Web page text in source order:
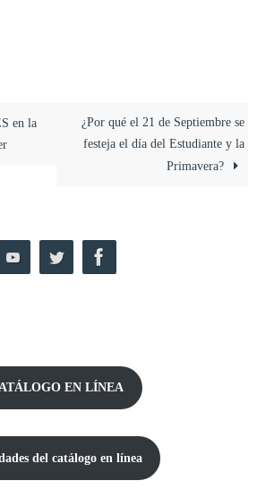
en la
¿Por qué el 21 de Septiembre se
festeja el día del Estudiante y la
Primavera?
EN LÍNEA
del catálogo en línea